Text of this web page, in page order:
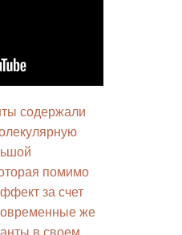
содержали
помимо
за счет
же
в своем